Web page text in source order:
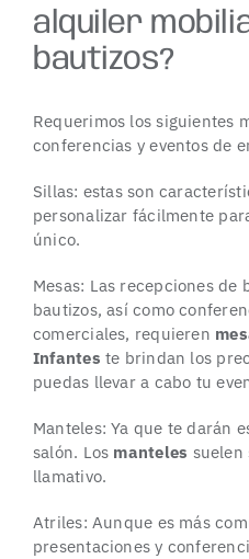
alquiler
bautizos?
Requerimos los siguientes
conferencias y eventos de
Sillas: estas son
personalizar fácilmente
único.
Mesas: Las recepciones de
bautizos, así como
comerciales, requieren
Infantes te brindan los
puedas llevar a cabo tu
Manteles: Ya que te darán
salón. Los manteles suelen
llamativo.
Atriles: Aunque es más
presentaciones y